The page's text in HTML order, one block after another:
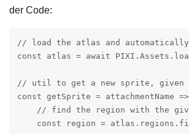
der Code:
// load the atlas and
const atlas = await
// util to get a new sprite, given
const getSprite = attachmentName
// find the region with the
const region =